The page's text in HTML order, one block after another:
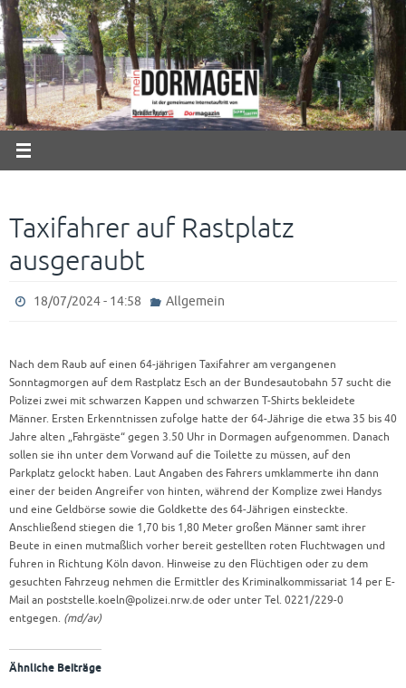
Zum
Inhalt
springen
Taxifahrer auf Rastplatz
ausgeraubt
18/07/2024 - 14:58 Allgemein
Nach dem Raub auf einen 64-jährigen Taxifahrer am vergangenen
Sonntagmorgen auf dem Rastplatz Esch an der Bundesautobahn 57 sucht die
Polizei zwei mit schwarzen Kappen und schwarzen T-Shirts bekleidete
Männer. Ersten Erkenntnissen zufolge hatte der 64-Jährige die etwa 35 bis 40
Jahre alten „Fahrgäste“ gegen 3.50 Uhr in Dormagen aufgenommen. Danach
sollen sie ihn unter dem Vorwand auf die Toilette zu müssen, auf den
Parkplatz gelockt haben. Laut Angaben des Fahrers umklammerte ihn dann
einer der beiden Angreifer von hinten, während der Komplize zwei Handys
und eine Geldbörse sowie die Goldkette des 64-Jährigen einsteckte.
Anschließend stiegen die 1,70 bis 1,80 Meter großen Männer samt ihrer
Beute in einen mutmaßlich vorher bereit gestellten roten Fluchtwagen und
fuhren in Richtung Köln davon. Hinweise zu den Flüchtigen oder zu dem
gesuchten Fahrzeug nehmen die Ermittler des Kriminalkommissariat 14 per E-
Mail an poststelle.koeln@polizei.nrw.de oder unter Tel. 0221/229-0
entgegen. (md/av)
Ähnliche Beiträge